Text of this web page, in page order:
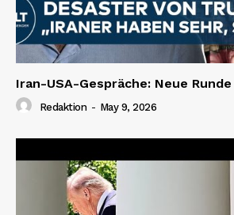
Iran-USA-Gespräche: Neue
Redaktion - May 9, 2026